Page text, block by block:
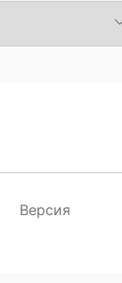
Версия